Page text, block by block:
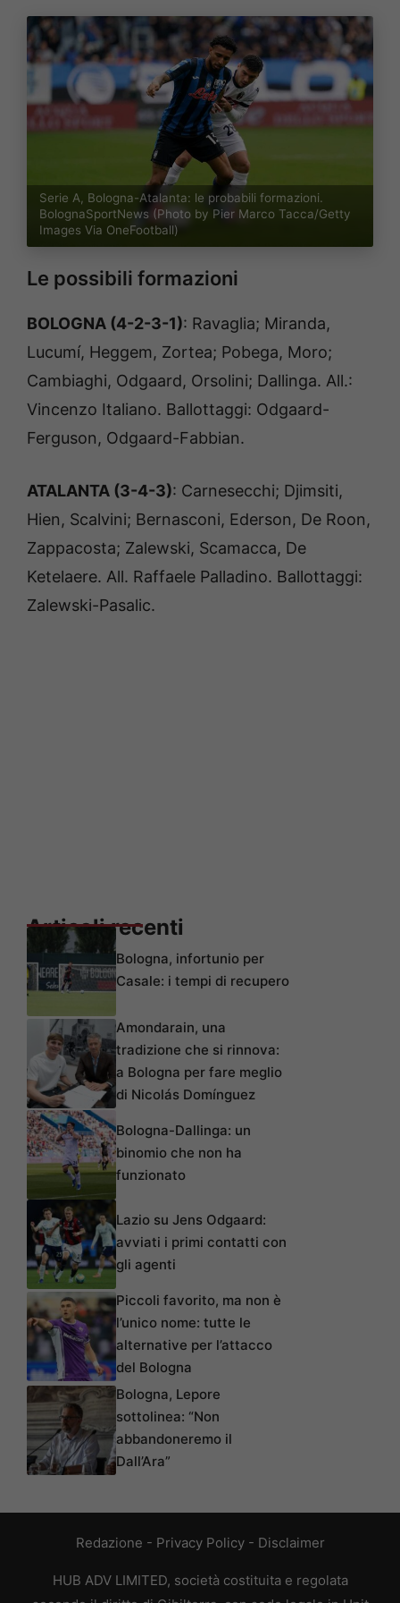
Serie A, Bologna-Atalanta: le probabili formazioni.
BolognaSportNews (Photo by Pier Marco Tacca/Getty
Images Via OneFootball)
Le possibili formazioni
BOLOGNA (4-2-3-1): Ravaglia; Miranda,
Lucumí, Heggem, Zortea; Pobega, Moro;
Cambiaghi, Odgaard, Orsolini; Dallinga. All.:
Vincenzo Italiano. Ballottaggi: Odgaard-
Ferguson, Odgaard-Fabbian.
ATALANTA (3-4-3): Carnesecchi; Djimsiti,
Hien, Scalvini; Bernasconi, Ederson, De Roon,
Zappacosta; Zalewski, Scamacca, De
Ketelaere. All. Raffaele Palladino. Ballottaggi:
Zalewski-Pasalic.
Articoli recenti
Bologna, infortunio per
Casale: i tempi di recupero
Amondarain, una
tradizione che si rinnova:
a Bologna per fare meglio
di Nicolás Domínguez
Bologna-Dallinga: un
binomio che non ha
funzionato
Lazio su Jens Odgaard:
avviati i primi contatti con
gli agenti
Piccoli favorito, ma non è
l’unico nome: tutte le
alternative per l’attacco
del Bologna
Bologna, Lepore
sottolinea: “Non
abbandoneremo il
Dall’Ara”
Redazione - Privacy Policy- Disclaimer
HUB ADV LIMITED, società costituita e regolata